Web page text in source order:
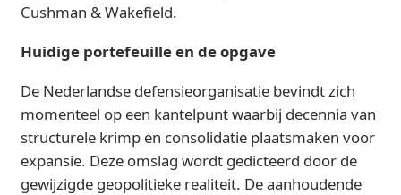
Cushman & Wakefield.
Huidige portefeuille en de opgave
De Nederlandse defensieorganisatie bevindt zich
momenteel op een kantelpunt waarbij decennia van
structurele krimp en consolidatie plaatsmaken voor
expansie. Deze omslag wordt gedicteerd door de
gewijzigde geopolitieke realiteit. De aanhoudende